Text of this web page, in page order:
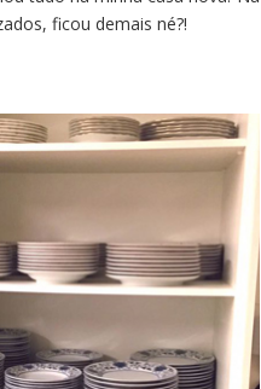
ficou demais né?!